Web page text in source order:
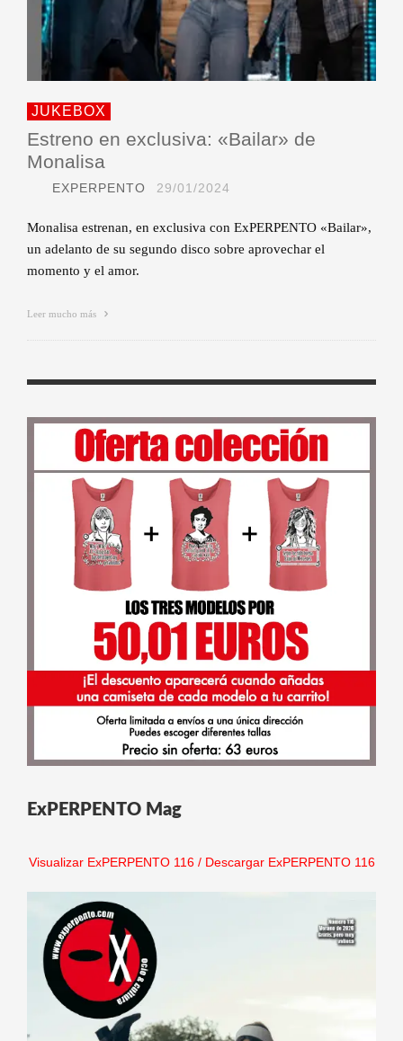
JUKEBOX
Estreno en exclusiva: «Bailar» de
Monalisa
EXPERPENTO 29/01/2024
Monalisa estrenan, en exclusiva con ExPERPENTO «Bailar»,
un adelanto de su segundo disco sobre aprovechar el
momento y el amor.
Leer mucho más
ExPERPENTO Mag
Visualizar ExPERPENTO 116/ Descargar ExPERPENTO 116